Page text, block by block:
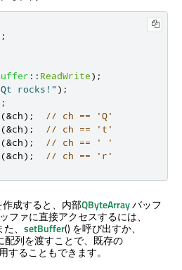
;
:: ReadWrite);
rocks!" );
(&ch);
// ch == 'Q'
(&ch);
// ch == 't'
(&ch);
// ch == ' '
(&ch); // ch == 'r'
成すると、内部QByteArrayバッフ
ファに直接アクセスするには、
、 setBuffer() を呼び出すか、
配列を渡すことで、既存の
することもできます。